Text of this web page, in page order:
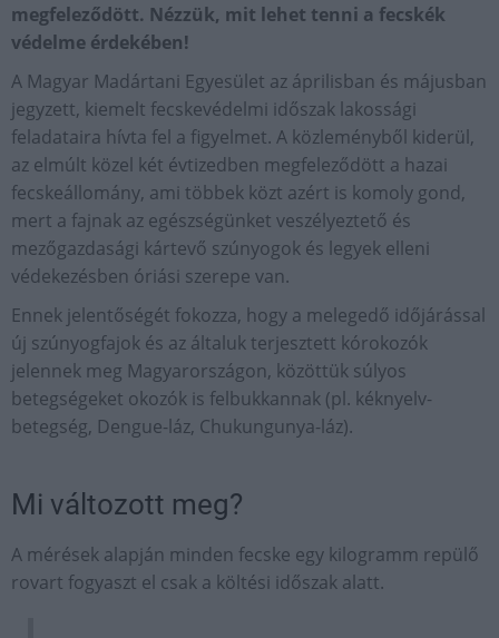
megfeleződött. Nézzük, mit lehet tenni a fecskék
védelme érdekében!
A Magyar Madártani Egyesület az áprilisban és májusban
jegyzett, kiemelt fecskevédelmi időszak lakossági
feladataira hívta fel a figyelmet. A közleményből kiderül,
az elmúlt közel két évtizedben megfeleződött a hazai
fecskeállomány, ami többek közt azért is komoly gond,
mert a fajnak az egészségünket veszélyeztető és
mezőgazdasági kártevő szúnyogok és legyek elleni
védekezésben óriási szerepe van.
Ennek jelentőségét fokozza, hogy a melegedő időjárással
új szúnyogfajok és az általuk terjesztett kórokozók
jelennek meg Magyarországon, közöttük súlyos
betegségeket okozók is felbukkannak (pl. kéknyelv-
betegség, Dengue-láz, Chukungunya-láz).
Mi változott meg?
A mérések alapján minden fecske egy kilogramm repülő
rovart fogyaszt el csak a költési időszak alatt.